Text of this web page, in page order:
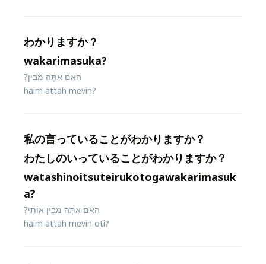
わかりますか？
wakarimasuka?
הַאִם אַתָּה מֵבִין?
haim attah mevin?
私の言っていることがわかりますか？
わたしのいっていることがわかりますか？
watashinoitsuteirukotogawakarimasuk
a?
הַאִם אַתָּה מֵבִין אוֹתִי?
haim attah mevin oti?